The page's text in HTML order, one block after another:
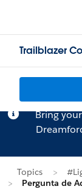
Trailblazer
Bring
Topics
Pergunta de